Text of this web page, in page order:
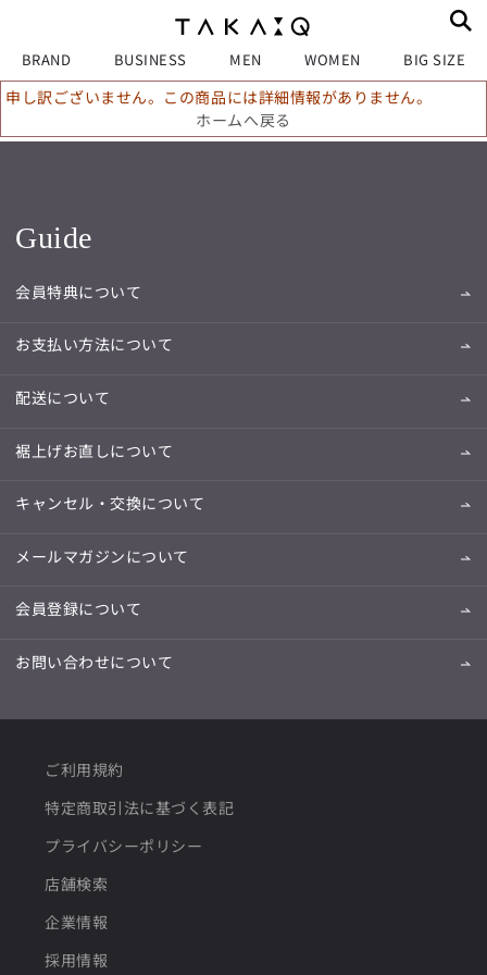
BRAND BUSINESS MEN WOMEN BIG SIZE
申し訳ございません。この商品には詳細情報がありません。
ホームへ戻る
Guide
会員特典について
お支払い方法について
配送について
裾上げお直しについて
キャンセル・交換について
メールマガジンについて
会員登録について
お問い合わせについて
ご利用規約
特定商取引法に基づく表記
プライバシーポリシー
店舗検索
企業情報
採用情報